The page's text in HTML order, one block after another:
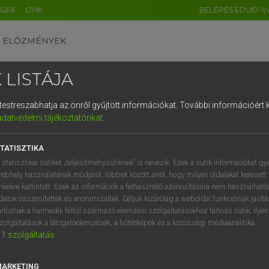
GYIK BELÉPÉS EDUID-
ELŐZMÉNYEK
egyetemes nagyszótár
VAN ELŐFIZETÉSED?
megtekintéséhez.
LISTÁJA
az önről gyűjtött információkat. További információért
tájékoztatónkat.
statisztikai sütiket „teljesítménysütiknek” is nevezik. Ezek a sütik információkat
használatának módjáról, többek között arról, hogy milyen oldalakat keresett
kattintott. Ezek az információk a felhasználó azonosítására nem
összesítettek és anonimizáltak. Céljuk kizárólag a weboldal funkcióinak
a harmadik féltől származó elemzési szolgáltatásokhoz tartozó sütik;
a látogatóelemzések, a hőtérképek és a közösségi médiaanalitika.
1 szolgáltatás
DE CN FR ES IT NL
1 2 3 4 5 6 7 8 9
q w e r t z u i
a s d f g h j k l é
í y x c v b n m , .